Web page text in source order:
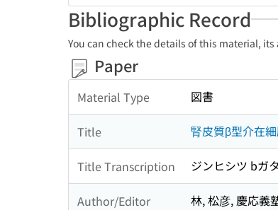
Bibliographic Record
You can check the details of this material,
Paper
Material Type 図書
Title 腎皮質β型介在
Title Transcription ジンヒシツ bガ
Author/Editor 林, 松彦, 慶応義